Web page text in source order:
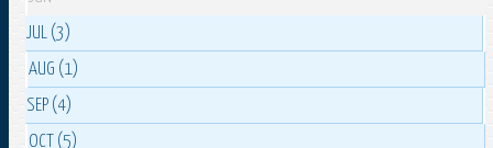
JUL (3)
AUG (1)
SEP (4)
OCT (5)